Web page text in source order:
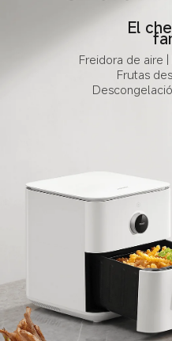
El
Freidora de aire
Frutas